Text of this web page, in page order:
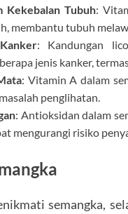
Kekebalan Tubuh:
membantu tubuh
: Kandungan
jenis kanker,
: Vitamin A dalam
penglihatan.
: Antioksidan dalam
mengurangi risiko
semangka,